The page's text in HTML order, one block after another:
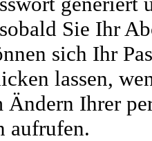
Sie Ihr
sich Ihr
lassen,
Ändern Ihrer
aufrufen.